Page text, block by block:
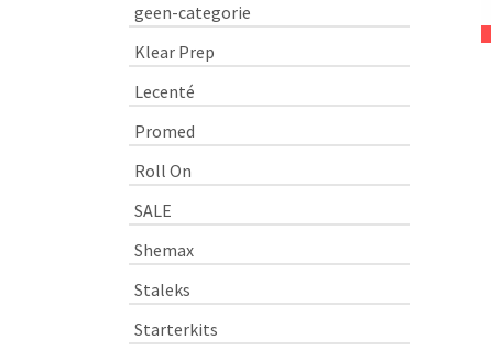
geen-categorie
Klear Prep
Lecenté
Promed
Roll On
SALE
Shemax
Staleks
Starterkits